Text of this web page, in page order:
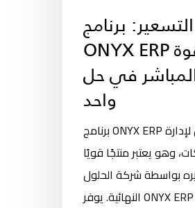
برنامج
ONYX ERP يوفر القوة
في حل
واحد
برنامج ONYX ERP هو برنامج متكامل لإدارة
وهو يعتبر منتجًا قويًا
بواسطة شركة الحلول